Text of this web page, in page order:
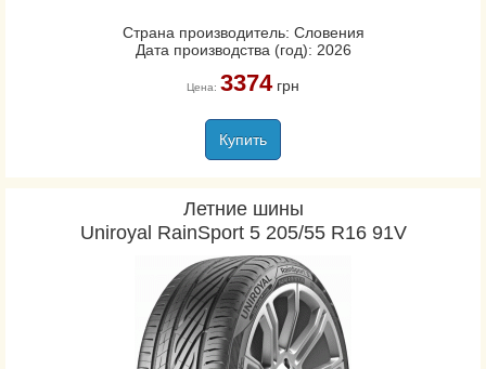
Страна производитель: Словения
Дата производства (год): 2026
Цена: 3374грн
Купить
Летние шины
Uniroyal RainSport 5 205/55 R16 91V